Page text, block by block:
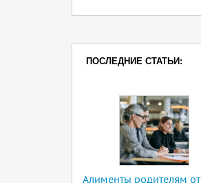
ПОСЛЕДНИЕ СТАТЬИ:
Алименты родителям от